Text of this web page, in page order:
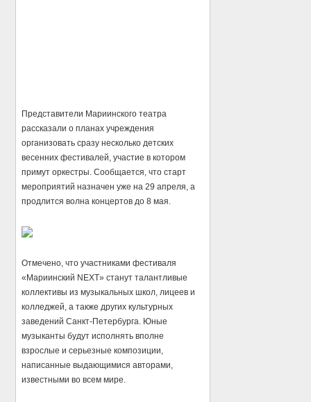
Представители Мариинского театра
рассказали о планах учреждения
организовать сразу несколько детских
весенних фестивалей, участие в котором
примут оркестры. Сообщается, что старт
мероприятий назначен уже на 29 апреля, а
продлится волна концертов до 8 мая.
Отмечено, что участниками фестиваля
«Мариинский NEXT» станут талантливые
коллективы из музыкальных школ, лицеев и
колледжей, а также других культурных
заведений Санкт-Петербурга. Юные
музыканты будут исполнять вполне
взрослые и серьезные композиции,
написанные выдающимися авторами,
известными во всем мире.